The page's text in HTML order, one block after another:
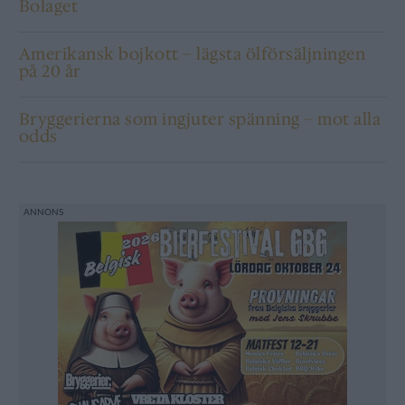
Bolaget
Amerikansk bojkott – lägsta ölförsäljningen
på 20 år
Bryggerierna som ingjuter spänning – mot alla
odds